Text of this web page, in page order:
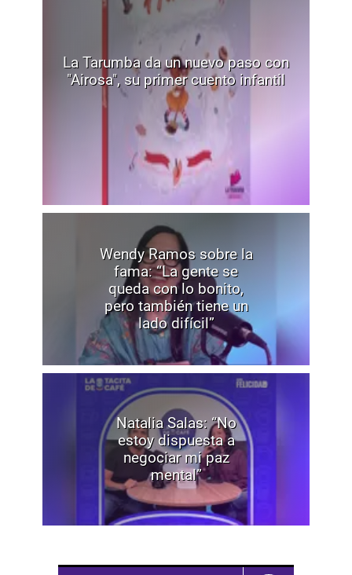
La Tarumba da un nuevo paso con
"Airosa", su primer cuento infantil
Wendy Ramos sobre la
fama: “La gente se
queda con lo bonito,
pero también tiene un
lado difícil”
Natalia Salas: “No
estoy dispuesta a
negociar mi paz
mental”